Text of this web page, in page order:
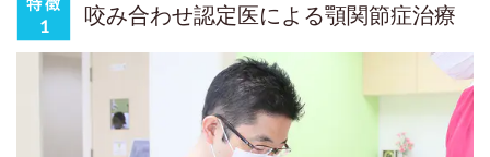
咬み合わせ認定医による顎関節症治療